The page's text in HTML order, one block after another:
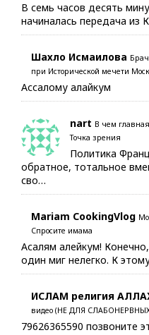
В семь часов десять
начиналась передача из
Шахло Исмаилова
при Исторической мечети
Ассалому алайкум
nart В чем
Точка зрения
Политика
обратное, тотальное
сво…
Mariam CookingVlog
Спросите имама
Асалям алейкум!
один миг нелегко. К
ИСЛАМ религия
видео (НЕ ДЛЯ
79626365590 позвоните